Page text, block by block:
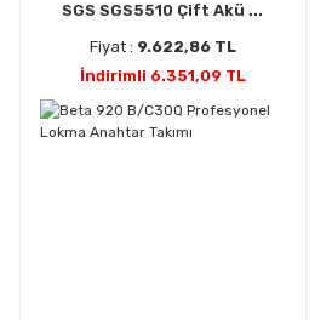
SGS SGS5510 Çift Akü ...
Fiyat : 9.622,86 TL
İndirimli 6.351,09 TL